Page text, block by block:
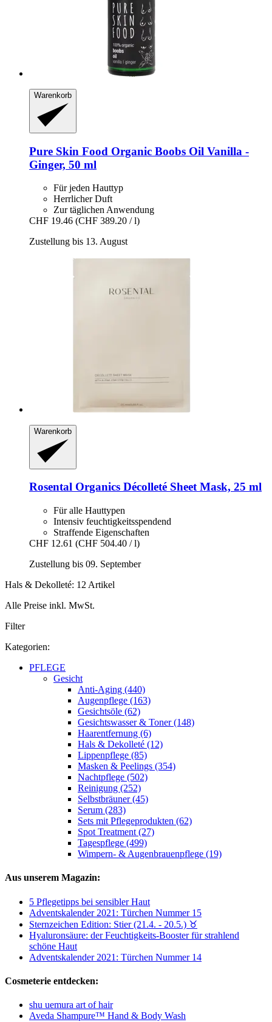
Warenkorb
Pure Skin Food Organic Boobs Oil Vanilla -​
Ginger, 50 ml
Für jeden Hauttyp
Herrlicher Duft
Zur täglichen Anwendung
CHF 19.46 (CHF 389.20 / l)
Zustellung bis 13. August
Warenkorb
Rosental Organics Décolleté Sheet Mask, 25 ml
Für alle Hauttypen
Intensiv feuchtigkeitsspendend
Straffende Eigenschaften
CHF 12.61 (CHF 504.40 / l)
Zustellung bis 09. September
Hals & Dekolleté: 12 Artikel
Alle Preise inkl. MwSt.
Filter
Kategorien:
PFLEGE
Gesicht
Anti-Aging (440)
Augenpflege (163)
Gesichtsöle (62)
Gesichtswasser & Toner (148)
Haarentfernung (6)
Hals & Dekolleté (12)
Lippenpflege (85)
Masken & Peelings (354)
Nachtpflege (502)
Reinigung (252)
Selbstbräuner (45)
Serum (283)
Sets mit Pflegeprodukten (62)
Spot Treatment (27)
Tagespflege (499)
Wimpern- & Augenbrauenpflege (19)
Aus unserem Magazin:
5 Pflegetipps bei sensibler Haut
Adventskalender 2021: Türchen Nummer 15
Sternzeichen Edition: Stier (21.4. - 20.5.) ♉︎
Hyaluronsäure: der Feuchtigkeits-Booster für strahlend
schöne Haut
Adventskalender 2021: Türchen Nummer 14
Cosmeterie entdecken:
shu uemura art of hair
Aveda Shampure™ Hand & Body Wash